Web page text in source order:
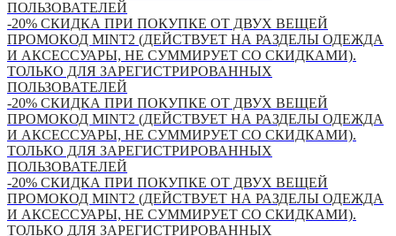
ПОЛЬЗОВАТЕЛЕЙ
-20% СКИДКА ПРИ ПОКУПКЕ ОТ ДВУХ ВЕЩЕЙ
ПРОМОКОД MINT2 (ДЕЙСТВУЕТ НА РАЗДЕЛЫ ОДЕЖДА
И АКСЕССУАРЫ, НЕ СУММИРУЕТ СО СКИДКАМИ).
ТОЛЬКО ДЛЯ ЗАРЕГИСТРИРОВАННЫХ
ПОЛЬЗОВАТЕЛЕЙ
-20% СКИДКА ПРИ ПОКУПКЕ ОТ ДВУХ ВЕЩЕЙ
ПРОМОКОД MINT2 (ДЕЙСТВУЕТ НА РАЗДЕЛЫ ОДЕЖДА
И АКСЕССУАРЫ, НЕ СУММИРУЕТ СО СКИДКАМИ).
ТОЛЬКО ДЛЯ ЗАРЕГИСТРИРОВАННЫХ
ПОЛЬЗОВАТЕЛЕЙ
-20% СКИДКА ПРИ ПОКУПКЕ ОТ ДВУХ ВЕЩЕЙ
ПРОМОКОД MINT2 (ДЕЙСТВУЕТ НА РАЗДЕЛЫ ОДЕЖДА
И АКСЕССУАРЫ, НЕ СУММИРУЕТ СО СКИДКАМИ).
ТОЛЬКО ДЛЯ ЗАРЕГИСТРИРОВАННЫХ